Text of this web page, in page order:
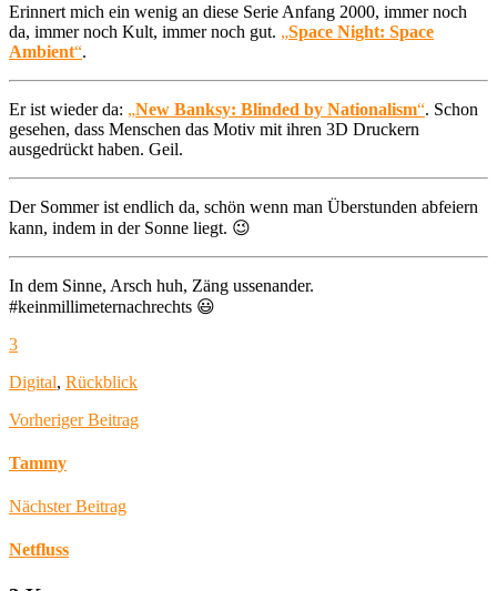
Erinnert mich ein wenig an diese Serie Anfang 2000, immer noch
da, immer noch Kult, immer noch gut. „Space Night: Space
Ambient“.
Er ist wieder da: „New Banksy: Blinded by Nationalism“. Schon
gesehen, dass Menschen das Motiv mit ihren 3D Druckern
ausgedrückt haben. Geil.
Der Sommer ist endlich da, schön wenn man Überstunden abfeiern
kann, indem in der Sonne liegt. 😉
In dem Sinne, Arsch huh, Zäng ussenander.
#keinmillimeternachrechts 😃
3
Digital, Rückblick
Vorheriger Beitrag
Tammy
Nächster Beitrag
Netfluss